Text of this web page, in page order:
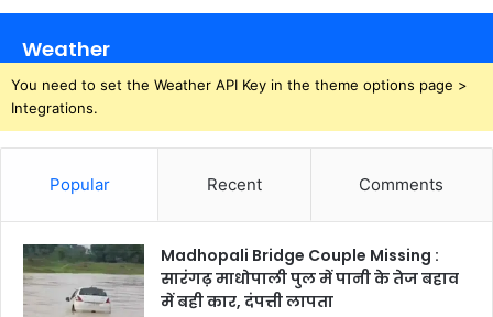
Weather
You need to set the Weather API Key in the theme options page >
Integrations.
Popular Recent Comments
Madhopali Bridge Couple Missing :
सारंगढ़ माधोपाली पुल में पानी के तेज बहाव
में बही कार, दंपत्ती लापता